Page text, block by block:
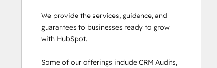
RevOps Bootcamp
Sales Enablement
SEO
Service Hub Software
We provide the services, guidance, and
guarantees to businesses ready to grow
with HubSpot.
Some of our offerings include CRM Audits,